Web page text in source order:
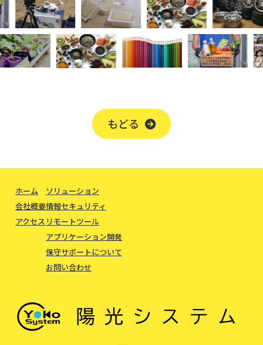
もどる
ホーム
会社概要
アクセス
ソリューション
情報セキュリティ
リモートツール
アプリケーション開発
保守サポートについて
お問い合わせ